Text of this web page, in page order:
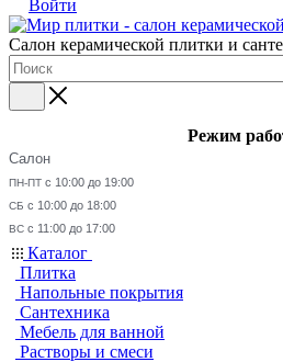
Войти
Салон керамической плитки и
Режим
Салон
ПН-ПТ с 10:00 до 19:00
СБ с 10:00 до 18:00
ВС с 11:00 до 17:00
Каталог
Плитка
Напольные покрытия
Сантехника
Мебель для ванной
Растворы и смеси